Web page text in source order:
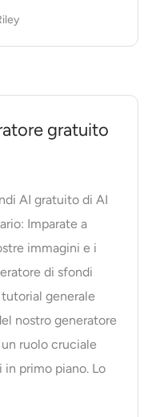
gratuito
AI gratuito di AI
Imparate a
immagini e i
di sfondi
generale
nostro generatore
ruolo cruciale
primo piano. Lo